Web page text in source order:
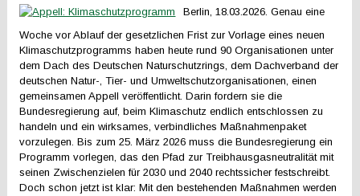
Berlin, 18.03.2026. Genau eine
Woche vor Ablauf der gesetzlichen Frist zur Vorlage eines neuen
Klimaschutzprogramms haben heute rund 90 Organisationen unter
dem Dach des Deutschen Naturschutzrings, dem Dachverband der
deutschen Natur-, Tier- und Umweltschutzorganisationen, einen
gemeinsamen Appell veröffentlicht. Darin fordern sie die
Bundesregierung auf, beim Klimaschutz endlich entschlossen zu
handeln und ein wirksames, verbindliches Maßnahmenpaket
vorzulegen. Bis zum 25. März 2026 muss die Bundesregierung ein
Programm vorlegen, das den Pfad zur Treibhausgasneutralität mit
seinen Zwischenzielen für 2030 und 2040 rechtssicher festschreibt.
Doch schon jetzt ist klar: Mit den bestehenden Maßnahmen werden